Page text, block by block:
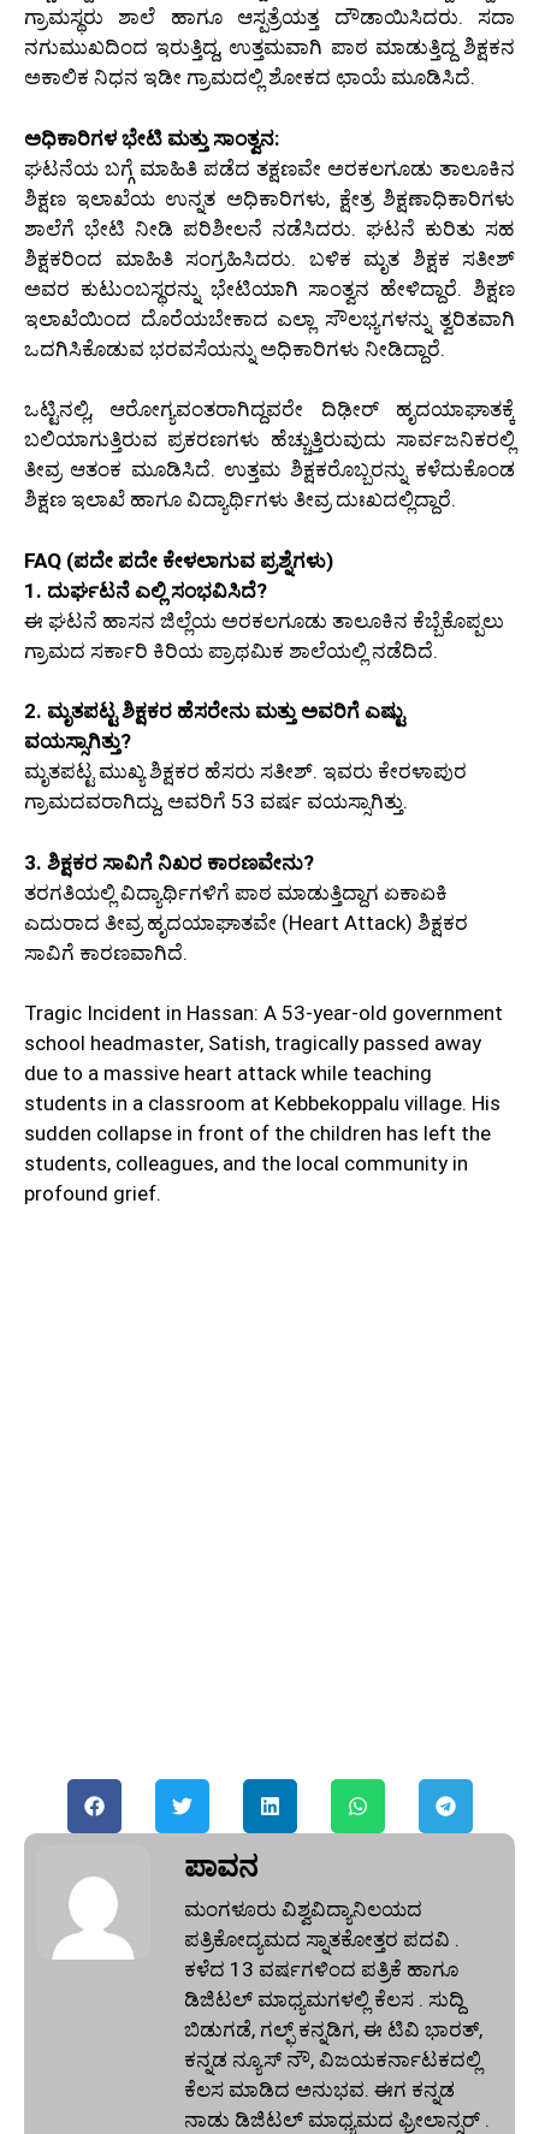
ಗ್ರಾಮಸ್ಥರು ಶಾಲೆ ಹಾಗೂ ಆಸ್ಪತ್ರೆಯತ್ತ ದೌಡಾಯಿಸಿದರು. ಸದಾ
ನಗುಮುಖದಿಂದ ಇರುತ್ತಿದ್ದ, ಉತ್ತಮವಾಗಿ ಪಾಠ ಮಾಡುತ್ತಿದ್ದ ಶಿಕ್ಷಕನ
ಅಕಾಲಿಕ ನಿಧನ ಇಡೀ ಗ್ರಾಮದಲ್ಲಿ ಶೋಕದ ಛಾಯೆ ಮೂಡಿಸಿದೆ.
ಅಧಿಕಾರಿಗಳ ಭೇಟಿ ಮತ್ತು ಸಾಂತ್ವನ:
ಘಟನೆಯ ಬಗ್ಗೆ ಮಾಹಿತಿ ಪಡೆದ ತಕ್ಷಣವೇ ಅರಕಲಗೂಡು ತಾಲೂಕಿನ
ಶಿಕ್ಷಣ ಇಲಾಖೆಯ ಉನ್ನತ ಅಧಿಕಾರಿಗಳು, ಕ್ಷೇತ್ರ ಶಿಕ್ಷಣಾಧಿಕಾರಿಗಳು
ಶಾಲೆಗೆ ಭೇಟಿ ನೀಡಿ ಪರಿಶೀಲನೆ ನಡೆಸಿದರು. ಘಟನೆ ಕುರಿತು ಸಹ
ಶಿಕ್ಷಕರಿಂದ ಮಾಹಿತಿ ಸಂಗ್ರಹಿಸಿದರು. ಬಳಿಕ ಮೃತ ಶಿಕ್ಷಕ ಸತೀಶ್
ಅವರ ಕುಟುಂಬಸ್ಥರನ್ನು ಭೇಟಿಯಾಗಿ ಸಾಂತ್ವನ ಹೇಳಿದ್ದಾರೆ. ಶಿಕ್ಷಣ
ಇಲಾಖೆಯಿಂದ ದೊರೆಯಬೇಕಾದ ಎಲ್ಲಾ ಸೌಲಭ್ಯಗಳನ್ನು ತ್ವರಿತವಾಗಿ
ಒದಗಿಸಿಕೊಡುವ ಭರವಸೆಯನ್ನು ಅಧಿಕಾರಿಗಳು ನೀಡಿದ್ದಾರೆ.
ಒಟ್ಟಿನಲ್ಲಿ, ಆರೋಗ್ಯವಂತರಾಗಿದ್ದವರೇ ದಿಢೀರ್ ಹೃದಯಾಘಾತಕ್ಕೆ
ಬಲಿಯಾಗುತ್ತಿರುವ ಪ್ರಕರಣಗಳು ಹೆಚ್ಚುತ್ತಿರುವುದು ಸಾರ್ವಜನಿಕರಲ್ಲಿ
ತೀವ್ರ ಆತಂಕ ಮೂಡಿಸಿದೆ. ಉತ್ತಮ ಶಿಕ್ಷಕರೊಬ್ಬರನ್ನು ಕಳೆದುಕೊಂಡ
ಶಿಕ್ಷಣ ಇಲಾಖೆ ಹಾಗೂ ವಿದ್ಯಾರ್ಥಿಗಳು ತೀವ್ರ ದುಃಖದಲ್ಲಿದ್ದಾರೆ.
FAQ (ಪದೇ ಪದೇ ಕೇಳಲಾಗುವ ಪ್ರಶ್ನೆಗಳು)
1. ದುರ್ಘಟನೆ ಎಲ್ಲಿ ಸಂಭವಿಸಿದೆ?
ಈ ಘಟನೆ ಹಾಸನ ಜಿಲ್ಲೆಯ ಅರಕಲಗೂಡು ತಾಲೂಕಿನ ಕೆಬ್ಬೆಕೊಪ್ಪಲು
ಗ್ರಾಮದ ಸರ್ಕಾರಿ ಕಿರಿಯ ಪ್ರಾಥಮಿಕ ಶಾಲೆಯಲ್ಲಿ ನಡೆದಿದೆ.
2. ಮೃತಪಟ್ಟ ಶಿಕ್ಷಕರ ಹೆಸರೇನು ಮತ್ತು ಅವರಿಗೆ ಎಷ್ಟು
ವಯಸ್ಸಾಗಿತ್ತು?
ಮೃತಪಟ್ಟ ಮುಖ್ಯ ಶಿಕ್ಷಕರ ಹೆಸರು ಸತೀಶ್. ಇವರು ಕೇರಳಾಪುರ
ಗ್ರಾಮದವರಾಗಿದ್ದು, ಅವರಿಗೆ 53 ವರ್ಷ ವಯಸ್ಸಾಗಿತ್ತು.
3. ಶಿಕ್ಷಕರ ಸಾವಿಗೆ ನಿಖರ ಕಾರಣವೇನು?
ತರಗತಿಯಲ್ಲಿ ವಿದ್ಯಾರ್ಥಿಗಳಿಗೆ ಪಾಠ ಮಾಡುತ್ತಿದ್ದಾಗ ಏಕಾಏಕಿ
ಎದುರಾದ ತೀವ್ರ ಹೃದಯಾಘಾತವೇ (Heart Attack) ಶಿಕ್ಷಕರ
ಸಾವಿಗೆ ಕಾರಣವಾಗಿದೆ.
Tragic Incident in Hassan: A 53-year-old government
school headmaster, Satish, tragically passed away
due to a massive heart attack while teaching
students in a classroom at Kebbekoppalu village. His
sudden collapse in front of the children has left the
students, colleagues, and the local community in
profound grief.
ಪಾವನ
ಮಂಗಳೂರು ವಿಶ್ವವಿದ್ಯಾನಿಲಯದ
ಪತ್ರಿಕೋದ್ಯಮದ ಸ್ನಾತಕೋತ್ತರ ಪದವಿ .
ಕಳೆದ 13 ವರ್ಷಗಳಿಂದ ಪತ್ರಿಕೆ ಹಾಗೂ
ಡಿಜಿಟಲ್ ಮಾಧ್ಯಮಗಳಲ್ಲಿ ಕೆಲಸ . ಸುದ್ದಿ
ಬಿಡುಗಡೆ, ಗಲ್ಫ್ ಕನ್ನಡಿಗ, ಈ ಟಿವಿ ಭಾರತ್,
ಕನ್ನಡ ನ್ಯೂಸ್ ನೌ, ವಿಜಯಕರ್ನಾಟಕದಲ್ಲಿ
ಕೆಲಸ ಮಾಡಿದ ಅನುಭವ. ಈಗ ಕನ್ನಡ
ನಾಡು ಡಿಜಿಟಲ್‌ ಮಾಧ್ಯಮದ ಫ್ರೀಲಾನ್ಸರ್ .